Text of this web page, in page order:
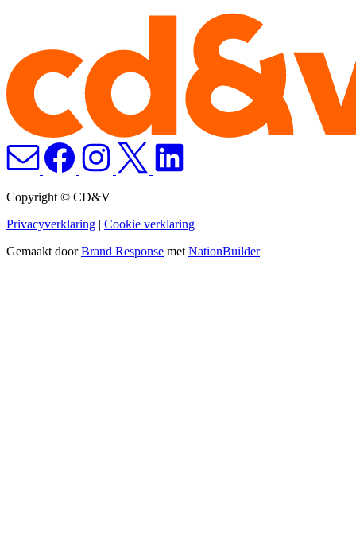
Copyright © CD&V
Privacyverklaring | Cookie verklaring
Gemaakt doorBrand Response met NationBuilder